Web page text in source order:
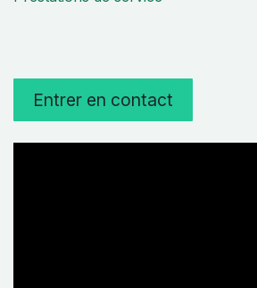
Entrer en contact